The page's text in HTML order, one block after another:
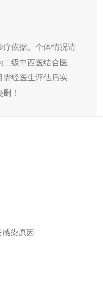
依据。个体情况请
级中西医结合医
经医生评估后实
！
染原因